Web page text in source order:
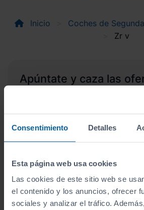
Consentimiento Detalles
Esta página web usa cookies
Las cookies de este sitio web se
el contenido y los anuncios, ofrecer
sociales y analizar el tráfico.
Inicio Coches de
Zr v
Apúntate y caza las
Apúntate a nuestro boletín y
Correo electrónico
Acepto la
Acepto recibir